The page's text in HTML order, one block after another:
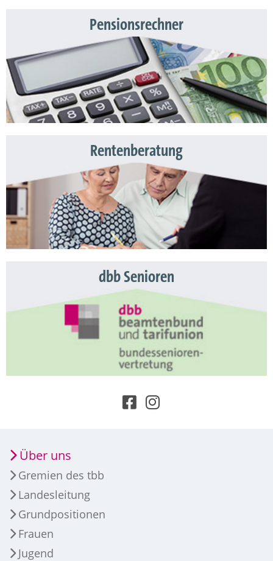
Pensionsrechner
Rentenberatung
dbb Senioren
Über uns
Gremien des tbb
Landesleitung
Grundpositionen
Frauen
Jugend